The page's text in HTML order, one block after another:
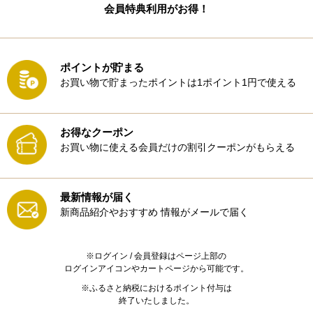
会員特典利用がお得！
ポイントが貯まる
お買い物で貯まったポイントは1ポイント1円で使える
お得なクーポン
お買い物に使える会員だけの割引クーポンがもらえる
最新情報が届く
新商品紹介やおすすめ 情報がメールで届く
※ログイン / 会員登録はページ上部の
ログインアイコンやカートページから可能です。
※ふるさと納税におけるポイント付与は
終了いたしました。